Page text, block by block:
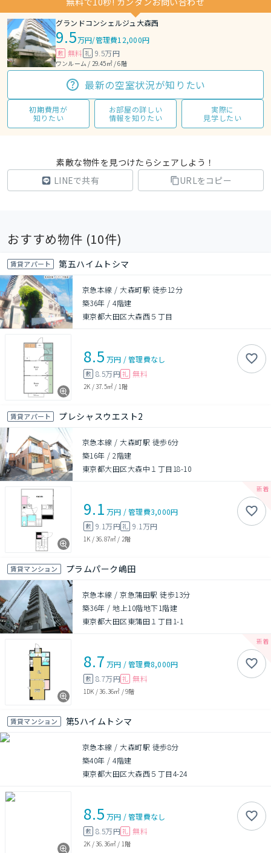
グランドコンシェルジュ大森西
9.5万円/管理費12,000円
敷 無料 礼 9.5万円
ワンルーム / 29.45㎡ / 6階
最新の空室状況が知りたい
初期費用が
知りたい
お部屋の詳しい
情報を知りたい
実際に
見学したい
素敵な物件を見つけたらシェアしよう！
LINEで共有
URLをコピー
おすすめ物件 (10件)
賃貸アパート 第五ハイムトシマ
京急本線 / 大森町駅 徒歩12分
築36年 /4階建
東京都大田区大森西５丁目
8.5 万円 /管理費なし
敷 8.5万円 礼 無料
2K /37.5㎡ / 1階
賃貸アパート プレシャスウエスト2
京急本線 / 大森町駅 徒歩6分
築16年 /2階建
東京都大田区大森中１丁目18-10
9.1 万円 /管理費3,000円
敷 9.1万円礼 9.1万円
1K /36.87㎡ / 2階
賃貸マンション プラムパーク嶋田
京急本線 / 京急蒲田駅 徒歩13分
築36年 /地上10階地下1階建
東京都大田区東蒲田１丁目1-1
8.7 万円 /管理費8,000円
敷 8.7万円 礼 無料
1DK /36.36㎡ /9階
賃貸マンション 第5ハイムトシマ
京急本線 / 大森町駅 徒歩8分
築40年 /4階建
東京都大田区大森西５丁目4-24
8.5 万円 /管理費なし
敷 8.5万円 礼 無料
2K /36.36㎡ / 1階